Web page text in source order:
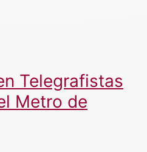
Telegrafistas
Metro de